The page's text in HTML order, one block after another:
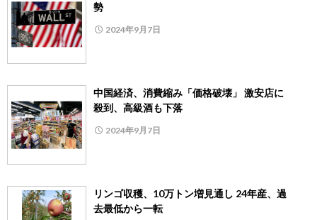
勢
2024年9月7日
中国経済、消費縮み「価格破壊」 激安店に
殺到、高級酒も下落
2024年9月7日
リンゴ収穫、10万トン増見通し 24年産、過
去最低から一転